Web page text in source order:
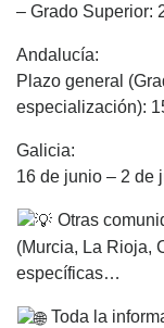
– Grado Superior:
Andalucía:
Plazo general
especialización):
Galicia:
16 de junio – 2 de
Otras
(Murcia, La Rioja,
específicas…
Toda la